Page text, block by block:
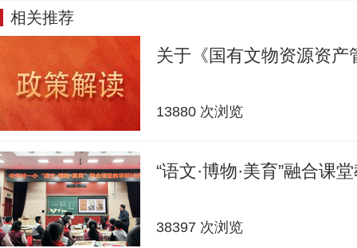
相关推荐
关于《国有文物资源资
13880 次浏览
“语文·博物·美育”融合课
38397 次浏览